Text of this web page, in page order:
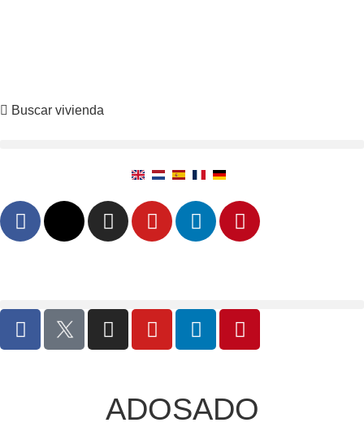
Buscar vivienda
ADOSADO